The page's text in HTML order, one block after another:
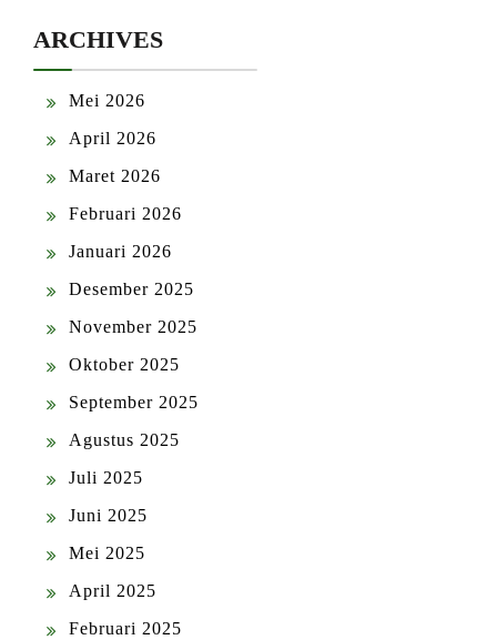
ARCHIVES
Mei 2026
April 2026
Maret 2026
Februari 2026
Januari 2026
Desember 2025
November 2025
Oktober 2025
September 2025
Agustus 2025
Juli 2025
Juni 2025
Mei 2025
April 2025
Februari 2025